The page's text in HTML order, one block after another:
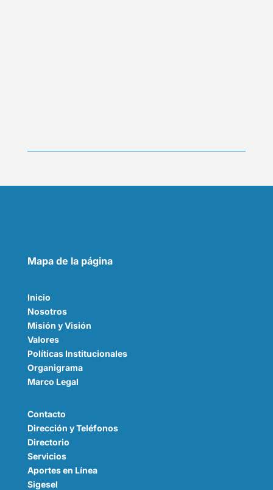
Mapa de la página
Inicio
Nosotros
Misión y Visión
Valores
Políticas Institucionales
Organigrama
Marco Legal
Contacto
Dirección y Teléfonos
Directorio
Servicios
Aportes en Línea
Sigesel